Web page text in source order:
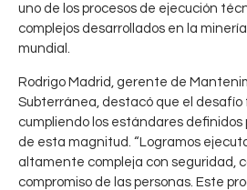
uno de los procesos de ejecución
complejos desarrollados en la
mundial.
Rodrigo Madrid, gerente de
Subterránea, destacó que el desafío
cumpliendo los estándares
de esta magnitud. “Logramos
altamente compleja con seguridad,
compromiso de las personas. Este